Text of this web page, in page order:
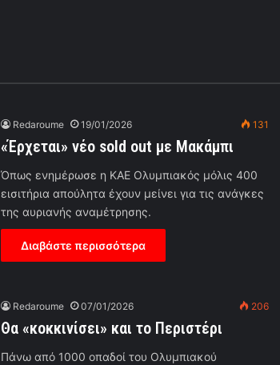
Redaroume 19/01/2026 131
«Έρχεται» νέο sold out με Μακάμπι
Όπως ενημέρωσε η ΚΑΕ Ολυμπιακός μόλις 400
εισιτήρια απούλητα έχουν μείνει για τις ανάγκες
της αυριανής αναμέτρησης.
Διαβάστε περισσότερα
Redaroume 07/01/2026 206
Θα «κοκκινίσει» και το Περιστέρι
Πάνω από 1000 οπαδοί του Ολυμπιακού